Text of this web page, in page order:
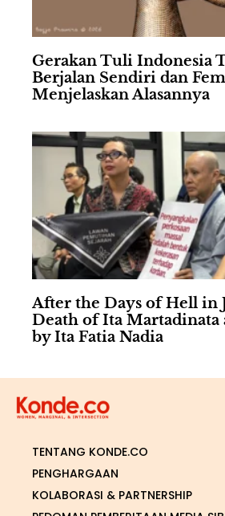
Gerakan Tuli Indonesia
Berjalan Sendiri dan
Menjelaskan Alasannya
After the Days of Hell in
Death of Ita Martadinata
by Ita Fatia Nadia
TENTANG KONDE.CO
PENGHARGAAN
KOLABORASI & PARTNERSHIP